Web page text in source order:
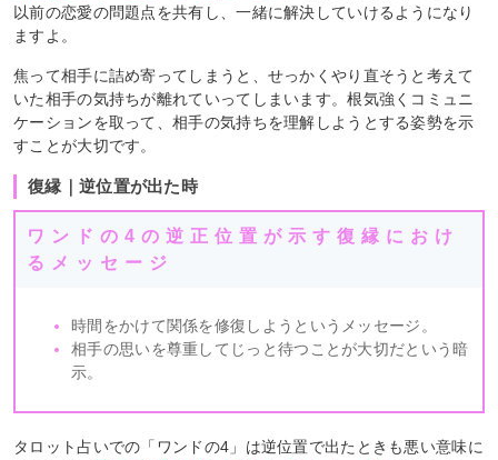
以前の恋愛の問題点を共有し、一緒に解決していけるようになり
ますよ。
焦って相手に詰め寄ってしまうと、せっかくやり直そうと考えて
いた相手の気持ちが離れていってしまいます。根気強くコミュニ
ケーションを取って、相手の気持ちを理解しようとする姿勢を示
すことが大切です。
復縁｜逆位置が出た時
ワンドの4の逆正位置が示す復縁におけ
るメッセージ
時間をかけて関係を修復しようというメッセージ。
相手の思いを尊重してじっと待つことが大切だという暗
示。
タロット占いでの「ワンドの4」は逆位置で出たときも悪い意味に